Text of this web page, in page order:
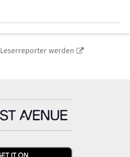
Leserreporter werden